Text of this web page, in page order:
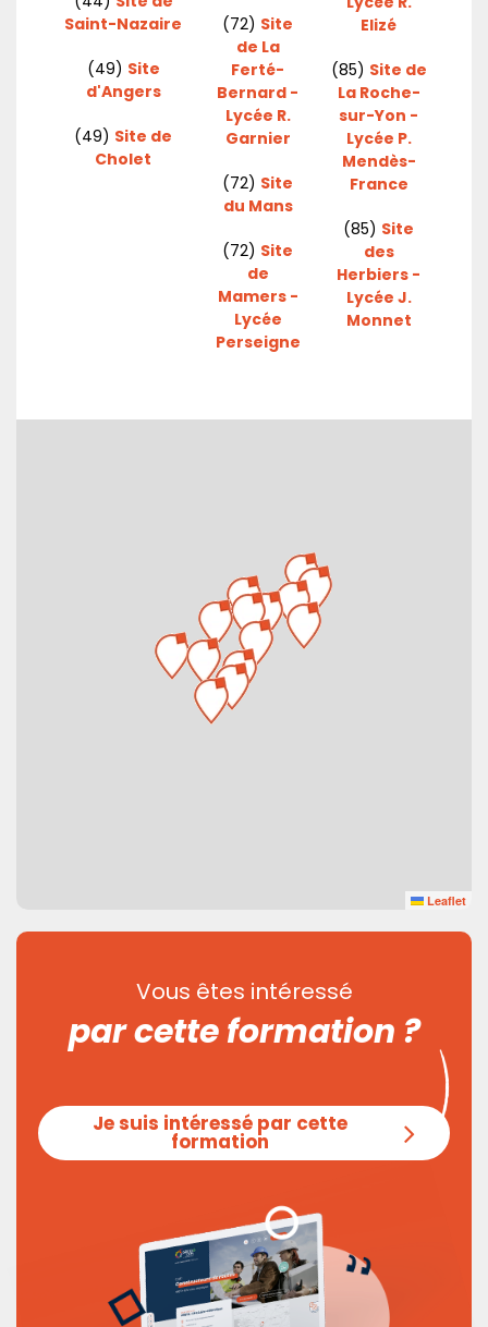
Saint-Nazaire
(49) Site
d'Angers
(49) Site de
Cholet
(72) Site
de La
Ferté-
Bernard -
Lycée R.
Garnier
(72) Site
du Mans
(72) Site
de
Mamers -
Lycée
Perseigne
Elizé
(85) Site de
La Roche-
sur-Yon -
Lycée P.
Mendès-
France
(85) Site
des
Herbiers -
Lycée J.
Monnet
Leaflet
Vous êtes intéressé
par cette formation ?
Je suis intéressé par cette
formation